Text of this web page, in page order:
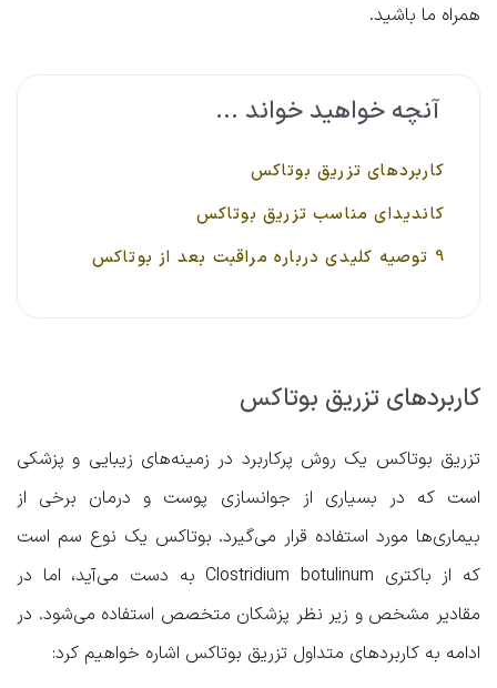
همراه ما باشید.
آنچه خواهید خواند ...
کاربردهای تزریق بوتاکس
کاندیدای مناسب تزریق بوتاکس
9 توصیه کلیدی درباره مراقبت بعد از بوتاکس
کاربردهای تزریق بوتاکس
تزریق بوتاکس یک روش پرکاربرد در زمینه‌های زیبایی‌ و پزشکی
است که در بسیاری از جوانسازی پوست و درمان برخی از
بیماری‌ها مورد استفاده قرار می‌گیرد. بوتاکس یک نوع سم است
که از باکتری Clostridium botulinum به دست می‌آید، اما در
مقادیر مشخص و زیر نظر پزشکان متخصص استفاده می‌شود. در
ادامه به کاربردهای متداول تزریق بوتاکس اشاره خواهیم کرد: